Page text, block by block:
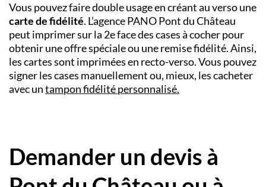
Vous pouvez faire double usage en créant au verso une
carte de fidélité. L’agence PANOPont du Château
peut imprimer sur la 2eface des cases à cocher pour
obtenir une offre spéciale ou une remise fidélité. Ainsi,
les cartes sont imprimées en recto-verso. Vous pouvez
signer les cases manuellement ou, mieux, les cacheter
avec untampon fidélité personnalisé.
Demander un devis à